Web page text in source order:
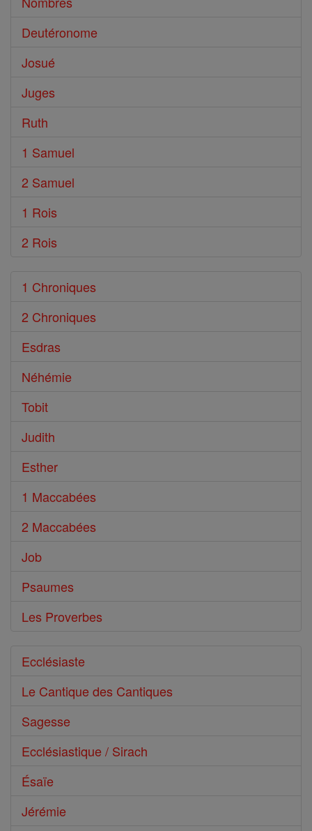
Deutéronome
Josué
Juges
Ruth
1 Samuel
2 Samuel
1 Rois
2 Rois
1 Chroniques
2 Chroniques
Esdras
Néhémie
Tobit
Judith
Esther
1 Maccabées
2 Maccabées
Job
Psaumes
Les Proverbes
Ecclésiaste
Le Cantique des Cantiques
Sagesse
Ecclésiastique / Sirach
Ésaïe
Jérémie